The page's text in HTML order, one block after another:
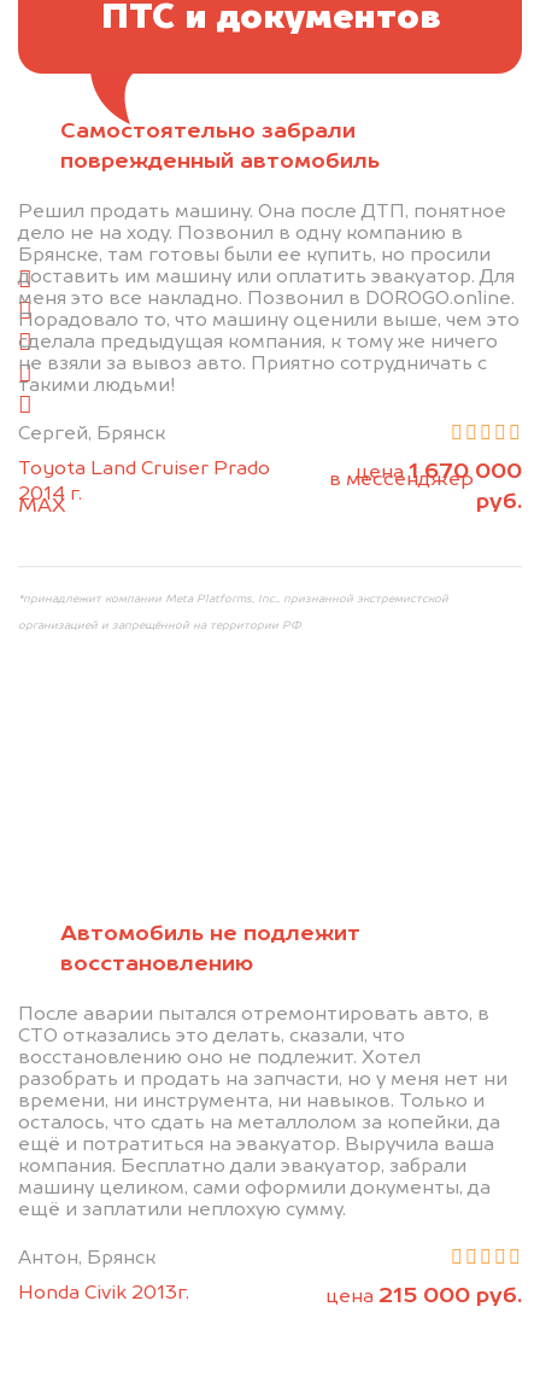
Самостоятельно забрали
поврежденный автомобиль
Решил продать машину. Она после ДТП, понятное
дело не на ходу. Позвонил в одну компанию в
Брянске, там готовы были ее купить, но просили
доставить им машину или оплатить эвакуатор. Для
меня это все накладно. Позвонил в DOROGO.online.
Порадовало то, что машину оценили выше, чем это
сделала предыдущая компания, к тому же ничего
не взяли за вывоз авто. Приятно сотрудничать с
такими людьми!
Сергей, Брянск
Toyota Land Cruiser Prado
2014 г.
цена1 670 000
руб.
Автомобиль не подлежит
восстановлению
После аварии пытался отремонтировать авто, в
СТО отказались это делать, сказали, что
восстановлению оно не подлежит. Хотел
разобрать и продать на запчасти, но у меня нет ни
времени, ни инструмента, ни навыков. Только и
осталось, что сдать на металлолом за копейки, да
ещё и потратиться на эвакуатор. Выручила ваша
компания. Бесплатно дали эвакуатор, забрали
машину целиком, сами оформили документы, да
ещё и заплатили неплохую сумму.
Антон, Брянск
Honda Civik 2013г.
цена 215 000 руб.
ПТС и документов
Отправьте фотографии автомобиля — через
1. Сфотографируйте машину:
спереди
сзади
слева
+79584983298 по WhatsApp*, в мессенджер
MAX
*принадлежит компании Meta Platforms, Inc., признанной экстремистской
организацией и запрещённой на территории РФ
БЕСПЛАТНО
разборку.
Мы купим ваше авто на 20.000 руб.
дороже, чем предлагают на
автоаукционах.